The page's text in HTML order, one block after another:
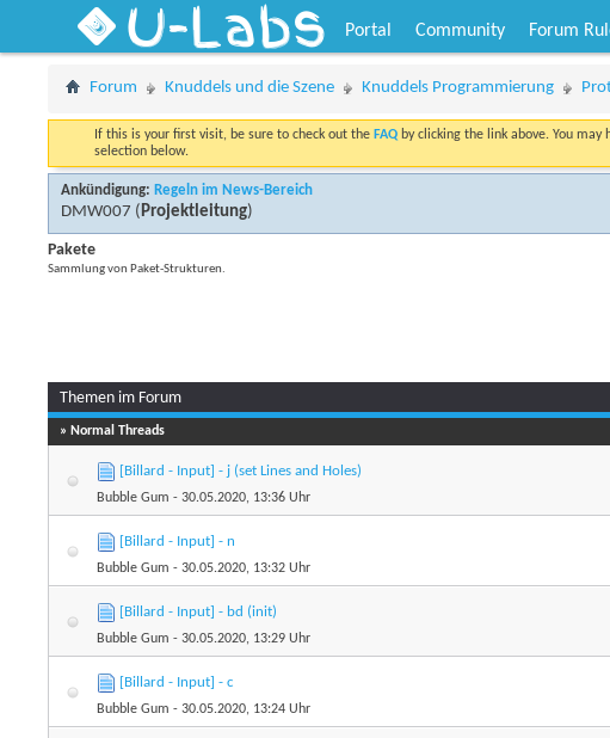
U-Labs Portal Community Forum
Forum Knuddels und die Szene Knuddels Programmierung
If this is your first visit, be sure to check out the FAQ by clicking the link above. You may
selection below.
Ankündigung: Regeln im News-Bereich
DMW007 (Projektleitung)
Pakete
Sammlung von Paket-Strukturen.
Themen im Forum
» Normal Threads
[Billard - Input] - j (set Lines and Holes)
Bubble Gum - 30.05.2020, 13:36 Uhr
[Billard - Input] - n
Bubble Gum - 30.05.2020, 13:32 Uhr
[Billard - Input] - bd (init)
Bubble Gum - 30.05.2020, 13:29 Uhr
[Billard - Input] - c
Bubble Gum - 30.05.2020, 13:24 Uhr